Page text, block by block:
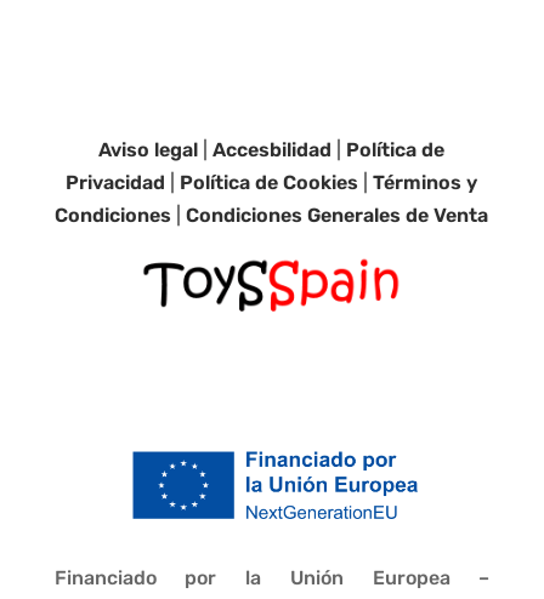
Aviso legal |Accesbilidad
Política de
Privacidad
Política de Cookies |Términos y
Condiciones |Condiciones Generales de Venta
Financiado por la Unión Europea –